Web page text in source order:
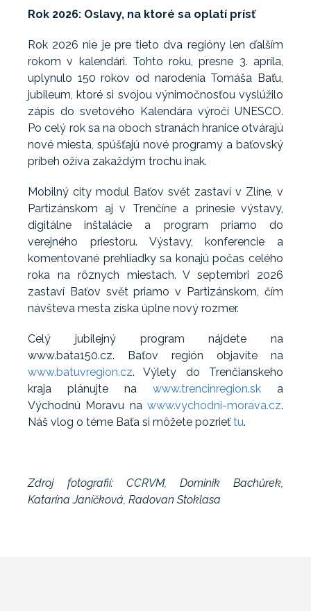
Rok 2026: Oslavy, na ktoré sa oplatí prísť
Rok 2026 nie je pre tieto dva regióny len ďalším
rokom v kalendári. Tohto roku, presne 3. apríla,
uplynulo 150 rokov od narodenia Tomáša Baťu,
jubileum, ktoré si svojou výnimočnosťou vyslúžilo
zápis do svetového Kalendára výročí UNESCO.
Po celý rok sa na oboch stranách hranice otvárajú
nové miesta, spúšťajú nové programy a baťovský
príbeh ožíva zakaždým trochu inak.
Mobilný city modul Baťov svět zastaví v Zlíne, v
Partizánskom aj v Trenčíne a prinesie výstavy,
digitálne inštalácie a program priamo do
verejného priestoru. Výstavy, konferencie a
komentované prehliadky sa konajú počas celého
roka na rôznych miestach. V septembri 2026
zastaví Baťov svět priamo v Partizánskom, čím
návšteva mesta získa úplne nový rozmer.
Celý jubilejný program nájdete na
www.bata150.cz. Baťov región objavíte na
www.batuvregion.cz. Výlety do Trenčianskeho
kraja plánujte na www.trencinregion.sk a
Východnú Moravu na www.vychodni-morava.cz.
Náš vlog o téme Baťa si môžete pozrieťtu.
Zdroj fotografií: CCRVM, Dominik Bachůrek,
Katarína Janíčková, Radovan Stoklasa